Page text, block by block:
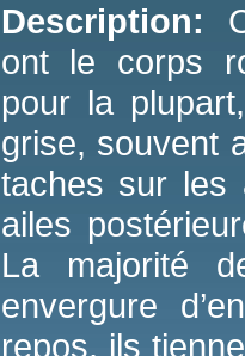
Description:
ont le corps
pour la
grise, souvent
taches sur les
ailes
La majorité
envergure
repos, ils